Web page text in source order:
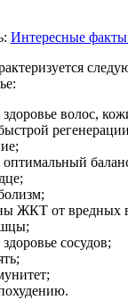
: Интересные факты
волос,
ЖКТ от вредных
сосудов;